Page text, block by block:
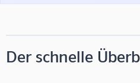
Der schnelle